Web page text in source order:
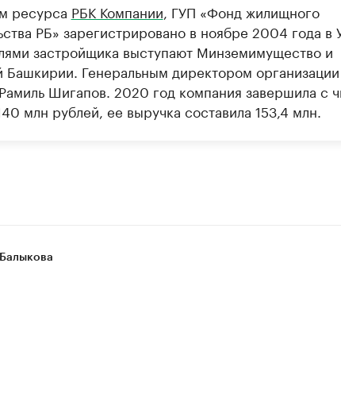
ресурса РБК Компании , ГУП «Фонд жилищного
РБ» зарегистрировано в ноябре 2004 года в
застройщика выступают Минземимущество и
Генеральным директором организации
Шигапов. 2020 год компания завершила с
млн рублей, ее выручка составила 153,4 млн.